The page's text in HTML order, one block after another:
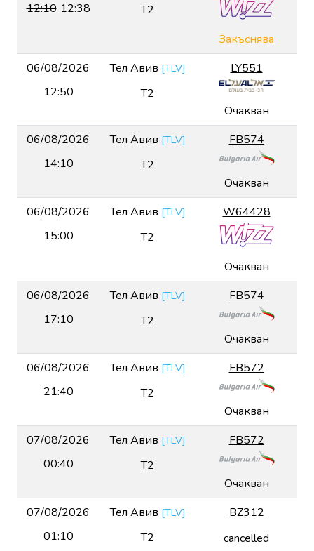
12:10 12:38 T2
Закъснява
06/08/2026
12:50
Тел Авив [TLV]
T2
LY551
Очакван
06/08/2026
14:10
Тел Авив [TLV]
T2
FB574
Очакван
06/08/2026
15:00
Тел Авив [TLV]
T2
W64428
Очакван
06/08/2026
17:10
Тел Авив [TLV]
T2
FB574
Очакван
06/08/2026
21:40
Тел Авив [TLV]
T2
FB572
Очакван
07/08/2026
00:40
Тел Авив [TLV]
T2
FB572
Очакван
07/08/2026
01:10
Тел Авив [TLV]
T2
BZ312
cancelled